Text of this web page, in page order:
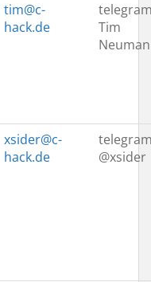
tim@c-
hack.de
Tim
xsider@c-
hack.de
@xsider